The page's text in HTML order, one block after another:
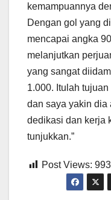
kemampuannya
Dengan gol yang
mencapai angka
melanjutkan
yang sangat
1.000. Itulah
dan saya yakin dia
dedikasi dan kerja
tunjukkan.”
Post Views: 993